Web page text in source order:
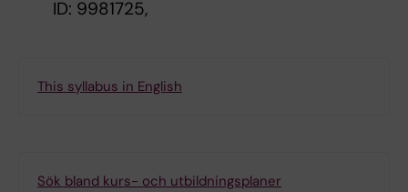
ID: 9981725,
This syllabus in English
Sök bland kurs- och utbildningsplaner